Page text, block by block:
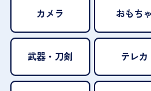
カメラ おもちゃ
武器・刀剣 テレカ